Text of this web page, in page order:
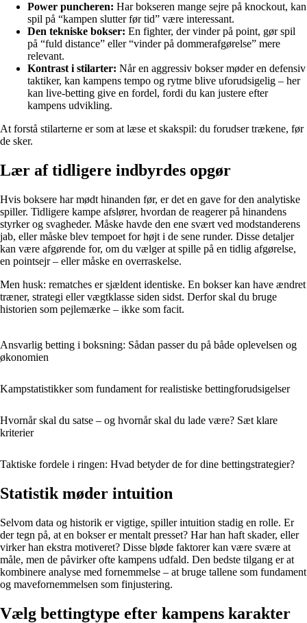
Power puncheren: Har bokseren mange sejre på knockout, kan
spil på “kampen slutter før tid” være interessant.
Den tekniske bokser: En fighter, der vinder på point, gør spil
på “fuld distance” eller “vinder på dommerafgørelse” mere
relevant.
Kontrast i stilarter: Når en aggressiv bokser møder en defensiv
taktiker, kan kampens tempo og rytme blive uforudsigelig – her
kan live-betting give en fordel, fordi du kan justere efter
kampens udvikling.
At forstå stilarterne er som at læse et skakspil: du forudser trækene, før
de sker.
Lær af tidligere indbyrdes opgør
Hvis boksere har mødt hinanden før, er det en gave for den analytiske
spiller. Tidligere kampe afslører, hvordan de reagerer på hinandens
styrker og svagheder. Måske havde den ene svært ved modstanderens
jab, eller måske blev tempoet for højt i de sene runder. Disse detaljer
kan være afgørende for, om du vælger at spille på en tidlig afgørelse,
en pointsejr – eller måske en overraskelse.
Men husk: rematches er sjældent identiske. En bokser kan have ændret
træner, strategi eller vægtklasse siden sidst. Derfor skal du bruge
historien som pejlemærke – ikke som facit.
Ansvarlig betting i boksning: Sådan passer du på både oplevelsen og
økonomien
Kampstatistikker som fundament for realistiske bettingforudsigelser
Hvornår skal du satse – og hvornår skal du lade være? Sæt klare
kriterier
Taktiske fordele i ringen: Hvad betyder de for dine bettingstrategier?
Statistik møder intuition
Selvom data og historik er vigtige, spiller intuition stadig en rolle. Er
der tegn på, at en bokser er mentalt presset? Har han haft skader, eller
virker han ekstra motiveret? Disse bløde faktorer kan være svære at
måle, men de påvirker ofte kampens udfald. Den bedste tilgang er at
kombinere analyse med fornemmelse – at bruge tallene som fundament
og mavefornemmelsen som finjustering.
Vælg bettingtype efter kampens karakter